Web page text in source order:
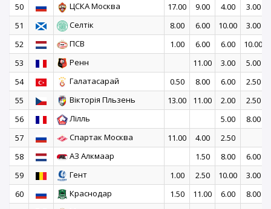
50
ЦСКА Москва 17.00 9.00 4.00
3.00
51
Селтік 8.00 6.00 10.00
3.00
52
ПСВ 1.00 6.00 6.00 10.00
53
Ренн 11.00 3.00 5.00
54
Галатасарай 0.50 8.00 6.00 2.50
55
Вікторія Пльзень 13.00 11.00 2.00
2.50
56
Лілль 5.00 8.00
57
Спартак Москва 11.00 4.00 2.50
58
АЗ Алкмаар 1.50 8.00 6.00
59
Гент 1.00 2.50 10.00 3.00
60
Краснодар 1.50 11.00 6.00
8.00